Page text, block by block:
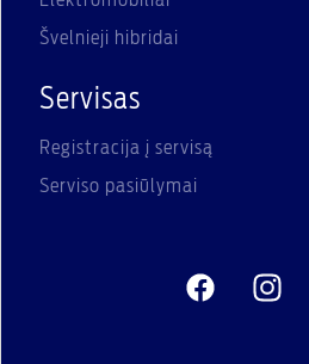
Švelnieji hibridai
Servisas
Registracija į servisą
Serviso pasiūlymai